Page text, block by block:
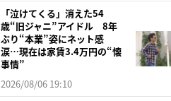
「泣けてくる」消えた54
歳“旧ジャニ”アイドル 8年
ぶり“本業”姿にネット感
涙…現在は家賃3.4万円の“懐
事情”
2026/08/06 19:10